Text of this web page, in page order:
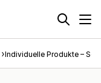
Individuelle Produkte –